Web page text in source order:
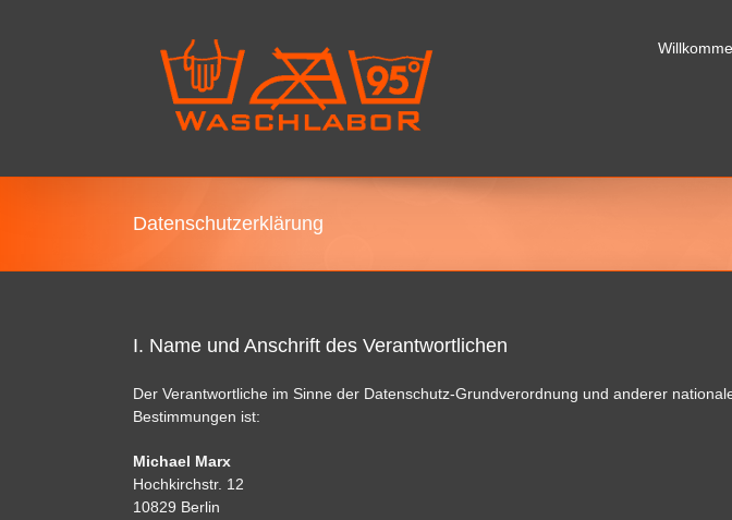
Datenschutzerklärung
I. Name und Anschrift des Verantwortlichen
Der Verantwortliche im Sinne der Datenschutz-Grundverordnung und anderer
Bestimmungen ist:
Michael Marx
Hochkirchstr. 12
10829 Berlin